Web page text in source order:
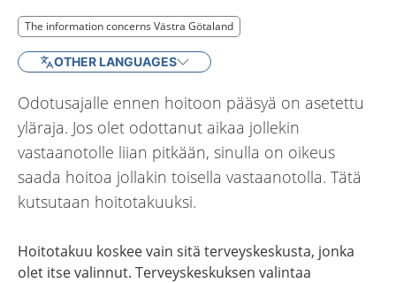
The information concerns Västra Götaland
The information concerns Västra Götaland
OTHER LANGUAGES
Odotusajalle ennen hoitoon pääsyä on asetettu
yläraja. Jos olet odottanut aikaa jollekin
vastaanotolle liian pitkään, sinulla on oikeus
saada hoitoa jollakin toisella vastaanotolla. Tätä
kutsutaan hoitotakuuksi.
Hoitotakuu koskee vain sitä terveyskeskusta, jonka
olet itse valinnut. Terveyskeskuksen valintaa